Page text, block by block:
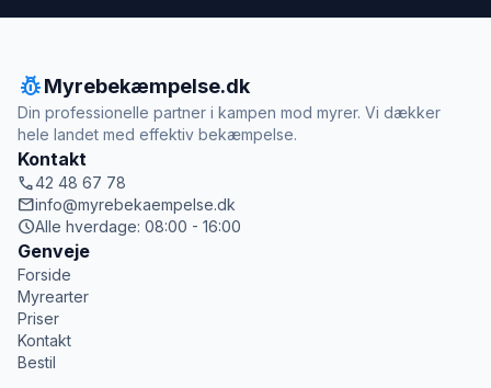
pest_controlMyrebekæmpelse.dk
Din professionelle partner i kampen mod myrer. Vi dækker
hele landet med effektiv bekæmpelse.
Kontakt
call42 48 67 78
mailinfo@myrebekaempelse.dk
scheduleAlle hverdage: 08:00 - 16:00
Genveje
Forside
Myrearter
Priser
Kontakt
Bestil